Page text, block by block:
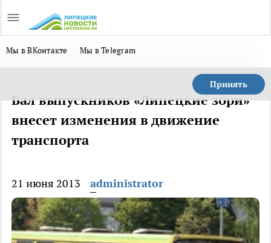
Мы в ВКонтакте Мы в Telegram
Принять
Бал выпускников «Липецкие зори»
внесет изменения в движение
транспорта
21 июня 2013 administrator